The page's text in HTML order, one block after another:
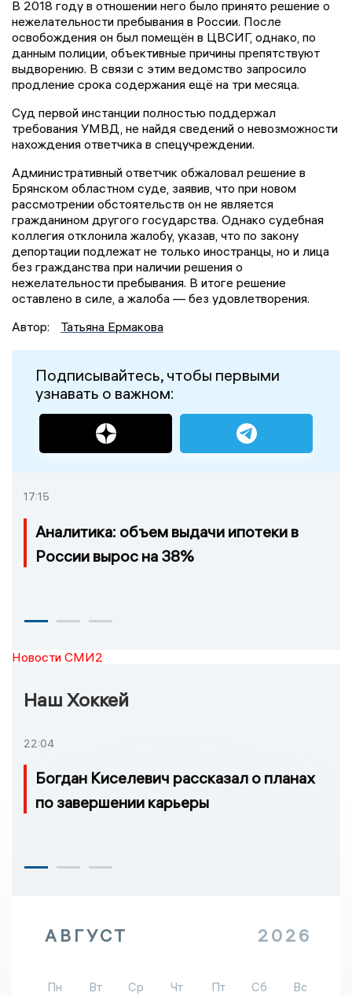
В 2018 году в отношении него было принято решение о
нежелательности пребывания в России. После
освобождения он был помещён в ЦВСИГ, однако, по
данным полиции, объективные причины препятствуют
выдворению. В связи с этим ведомство запросило
продление срока содержания ещё на три месяца.
Суд первой инстанции полностью поддержал
требования УМВД, не найдя сведений о невозможности
нахождения ответчика в спецучреждении.
Административный ответчик обжаловал решение в
Брянском областном суде, заявив, что при новом
рассмотрении обстоятельств он не является
гражданином другого государства. Однако судебная
коллегия отклонила жалобу, указав, что по закону
депортации подлежат не только иностранцы, но и лица
без гражданства при наличии решения о
нежелательности пребывания. В итоге решение
оставлено в силе, а жалоба — без удовлетворения.
Автор:
Татьяна Ермакова
Подписывайтесь, чтобы первыми
узнавать о важном:
17:15
Аналитика: объем выдачи ипотеки в
России вырос на 38%
Новости СМИ2
Наш Хоккей
22:04
Богдан Киселевич рассказал о планах
по завершении карьеры
АВГУСТ 2026
Пн Вт Ср Чт Пт Сб
Вс